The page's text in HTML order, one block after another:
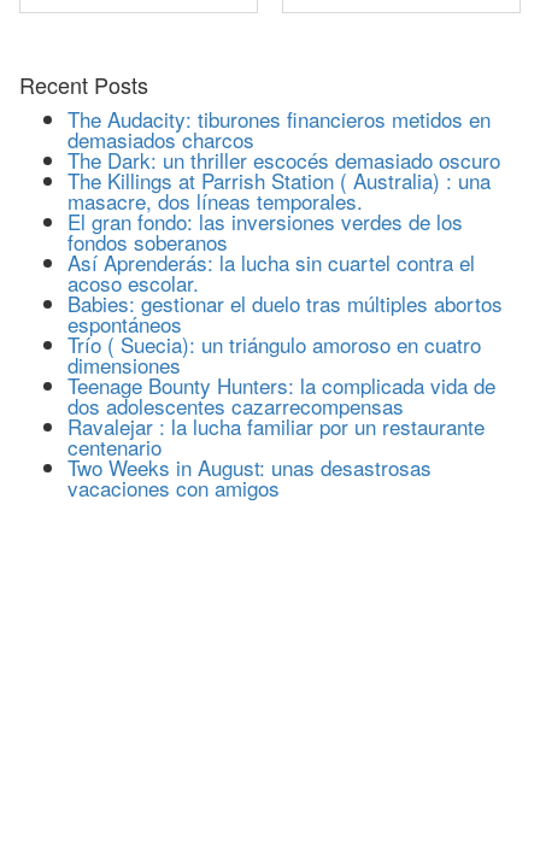
Recent Posts
The Audacity: tiburones financieros metidos en
demasiados charcos
The Dark: un thriller escocés demasiado oscuro
The Killings at Parrish Station ( Australia) : una
masacre, dos líneas temporales.
El gran fondo: las inversiones verdes de los
fondos soberanos
Así Aprenderás: la lucha sin cuartel contra el
acoso escolar.
Babies: gestionar el duelo tras múltiples abortos
espontáneos
Trío ( Suecia): un triángulo amoroso en cuatro
dimensiones
Teenage Bounty Hunters: la complicada vida de
dos adolescentes cazarrecompensas
Ravalejar : la lucha familiar por un restaurante
centenario
Two Weeks in August: unas desastrosas
vacaciones con amigos